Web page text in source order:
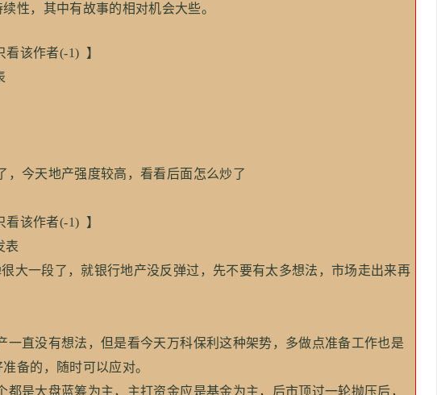
性，其中有故事的相对机会大些。
看该作者(-1) 】
今天地产强度较高，看看后面怎么炒了
看该作者(-1) 】
表
一段了，就银行地产没反弹过，先不要有太多想法，市场走出来再
直没有想法，但是看今天万科保利这种架势，多做点准备工作也是
备的，随时可以应对。
是大盘蓝筹为主，主打资金应是基金为主，后市顶过一轮抛压后，